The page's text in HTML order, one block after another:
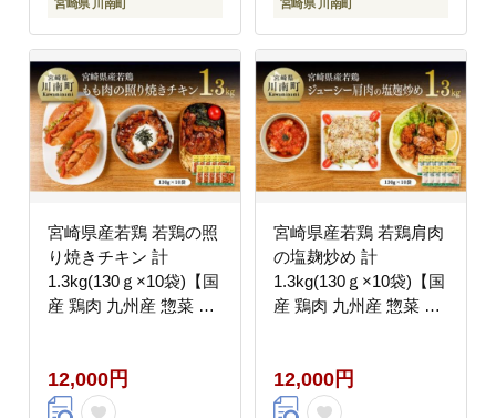
宮崎県 川南町 宮崎県 川南町
宮崎県産若鶏 若鶏の照
り焼きチキン 計
1.3kg(130ｇ×10袋)【国
産 鶏肉 九州産 惣菜 肉
ン 照焼 若鶏 】
[C00706]
12,000円
宮崎県産若鶏 若鶏肩肉
の塩麹炒め 計
1.3kg(130ｇ×10袋)【国
産 鶏肉 九州産 惣菜 肉
若鶏 】 [C00708]
12,000円